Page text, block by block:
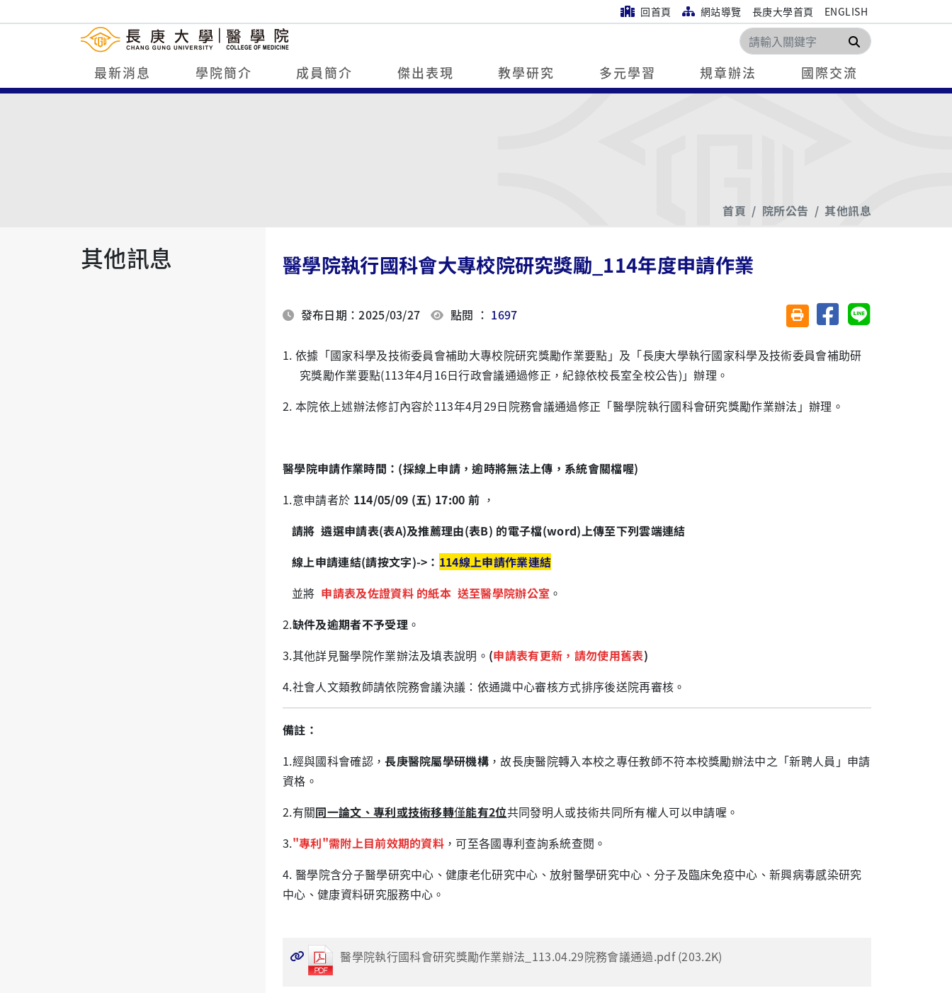
回首頁 網站導覽 長庚大學首頁 ENGLISH
搜尋
最新消息 學院簡介 成員簡介 傑出表現 教學研究 多元學習 規章辦法 國際交流
首頁 院所公告 其他訊息
其他訊息 醫學院執行國科會大專校院研究獎勵_114年度申請作業
發布日期：2025/03/27 點閱 ： 1697 友善列印(另開視窗)
分享至臉書分享至 Line
1. 依據「國家科學及技術委員會補助大專校院研究獎勵作業要點」及「長庚大學執行國家科學及技術委員會補助研
究獎勵作業要點(113年4月 16日行政會議通過修正，紀錄依校長室全校公告) 」辦理。
2. 本院依上述辦法修訂內容於113年4月29日院務會議通過修正「醫學院執行國科會研究獎勵作業辦法」辦理。
醫學院申請作業時間： (採線上申請，逾時將無法上傳，系統會關檔喔)
1.意申請者於 114/05/09 (五) 17:00 前 ，
請將 遴選申請表(表A)及推薦理由(表B) 的電子檔(word)上傳至下列雲端連結
線上申請連結(請按文字)-> ： 114線上申請作業連結
並將 申請表及佐證資料 的紙本 送至醫學院辦公室 。
2.缺件及逾期者不予受理。
3.其他詳見醫學院作業辦法及填表說明。 (申請表有更新，請勿使用舊表)
4.社會人文類教師請依院務會議決議：依通識中心審核方式排序後送院再審核。
備註：
1.經與國科會確認，長庚醫院屬學研機構 ，故長庚醫院轉入本校之專任教師不符本校獎勵辦法中之「新聘人員」申請
資格。
2.有關同一論文、專利或技術移轉僅能有2位共同發明人或技術共同所有權人可以申請喔。
3."專利"需附上目前效期的資料 ，可至各國專利查詢系統查閱。
4. 醫學院含分子醫學研究中心、健康老化研究中心、放射醫學研究中心、分子及臨床免疫中心、新興病毒感染研究
中心、健康資料研究服務中心。
醫學院執行國科會研究獎勵作業辦法_113.04.29院務會議通過.pdf (203.2K)